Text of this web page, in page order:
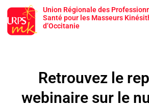
Union Régionale des
Santé pour les Masseurs
d’Occitanie
Retrouvez le
webinaire sur le